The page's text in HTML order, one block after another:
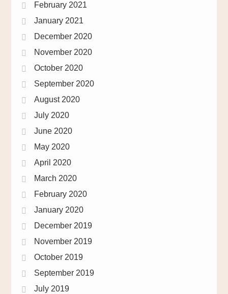
February 2021
January 2021
December 2020
November 2020
October 2020
September 2020
August 2020
July 2020
June 2020
May 2020
April 2020
March 2020
February 2020
January 2020
December 2019
November 2019
October 2019
September 2019
July 2019